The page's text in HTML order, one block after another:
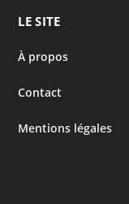
LE SITE
À propos
Contact
Mentions légales